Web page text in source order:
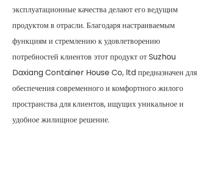
эксплуатационные качества делают его ведущим
продуктом в отрасли. Благодаря настраиваемым
функциям и стремлению к удовлетворению
потребностей клиентов этот продукт от Suzhou
Daxiang Container House Co, ltd предназначен для
обеспечения современного и комфортного жилого
пространства для клиентов, ищущих уникальное и
удобное жилищное решение.